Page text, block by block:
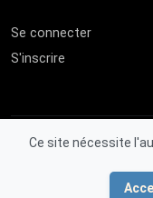
Ce site nécessite
Se connecter
S'inscrire
© 2026 MALI